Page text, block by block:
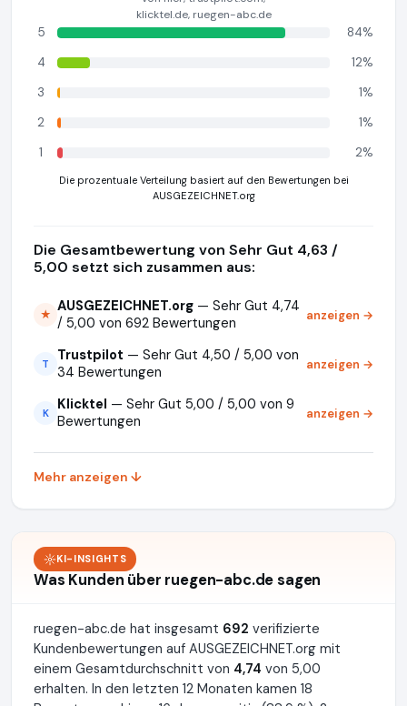
klicktel.de, ruegen-abc.de
5
84%
4
12%
3
1%
2
1%
1
2%
Die prozentuale Verteilung basiert auf den Bewertungen bei
AUSGEZEICHNET.org
Die Gesamtbewertung von Sehr Gut 4,63 /
5,00 setzt sich zusammen aus:
★ AUSGEZEICHNET.org — Sehr Gut 4,74
/ 5,00 von 692 Bewertungen
anzeigen →
T Trustpilot — Sehr Gut 4,50 / 5,00 von
34 Bewertungen
anzeigen →
K Klicktel — Sehr Gut 5,00 / 5,00 von 9
Bewertungen
anzeigen →
Mehr anzeigen ↓
KI-INSIGHTS
Was Kunden über ruegen-abc.de sagen
ruegen-abc.de hat insgesamt 692 verifizierte
Kundenbewertungen auf AUSGEZEICHNET.org mit
einem Gesamtdurchschnitt von 4,74 von 5,00
erhalten. In den letzten 12 Monaten kamen 18